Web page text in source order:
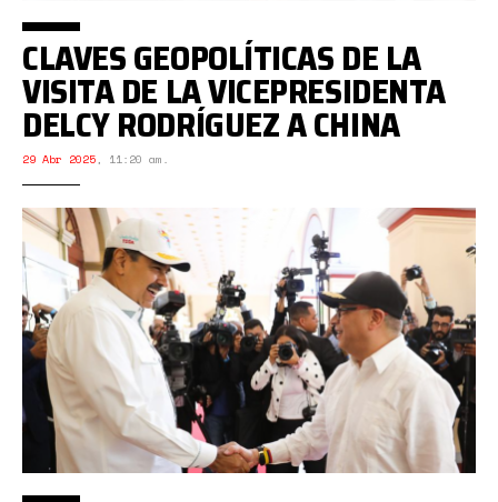
CLAVES GEOPOLÍTICAS DE LA
VISITA DE LA VICEPRESIDENTA
DELCY RODRÍGUEZ A CHINA
29 Abr 2025, 11:20 am.